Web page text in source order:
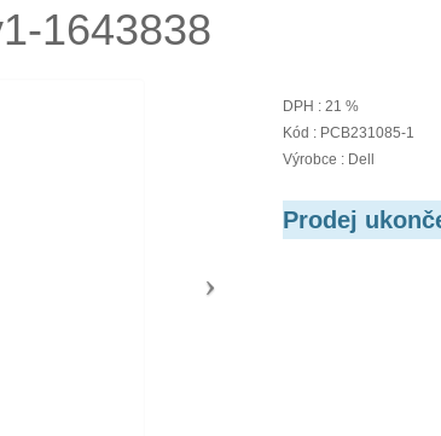
1643838
DPH : 21 %
Kód : PCB231085-1
Výrobce : Dell
Prodej